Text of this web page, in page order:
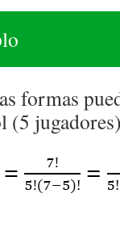
formas
(5